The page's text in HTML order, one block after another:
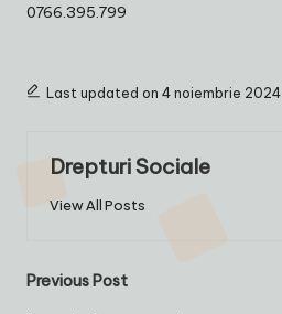
0766.395.799
Last updated on 4 noiembrie 2024
Drepturi Sociale
View All Posts
Post
Previous Post